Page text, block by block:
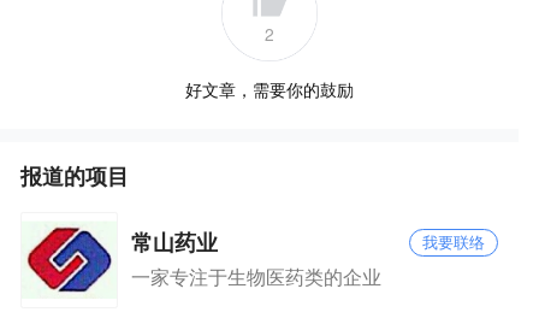
2
好文章，需要你的鼓励
报道的项目
常山药业 我要联络
一家专注于生物医药类的企业